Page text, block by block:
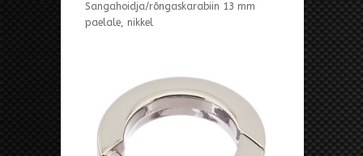
Sangahoidja/rõngaskarabiin 13 mm
paelale, nikkel